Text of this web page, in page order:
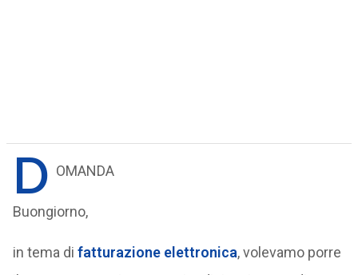
D OMANDA
Buongiorno,
in tema di fatturazione elettronica, volevamo porre